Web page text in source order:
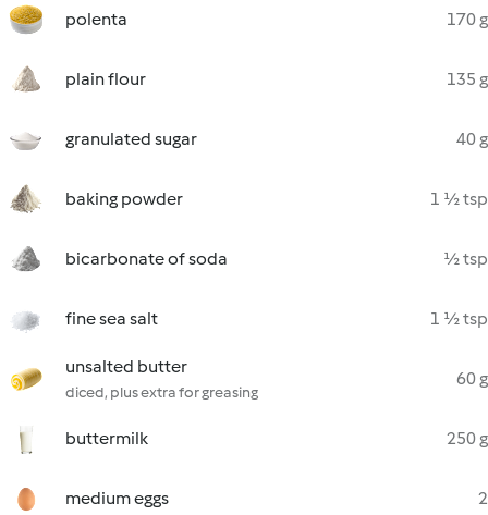
polenta 170 g
plain flour 135 g
granulated sugar 40 g
baking powder 1 ½ tsp
bicarbonate of soda ½ tsp
fine sea salt 1 ½ tsp
unsalted butter
diced, plus extra for greasing
60 g
buttermilk 250 g
medium eggs 2